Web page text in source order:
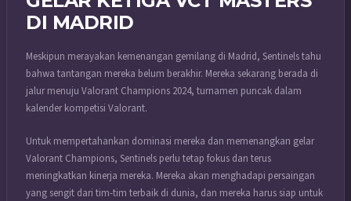
DI MADRID
Meskipun merayakan kemenangan gemilang di Madrid, Sentinels tahu
bahwa tantangan mereka belum berakhir. Mereka sekarang berada di
jalur menuju Valorant Champions 2024, turnamen puncak dalam
kalender kompetisi Valorant.
Untuk mempertahankan dominasi mereka dan memenangkan gelar
Valorant Champions, Sentinels perlu tetap fokus dan terus
meningkatkan kinerja mereka. Mereka akan menghadapi persaingan
yang sengit dari tim-tim terbaik di dunia, dan mereka harus siap untuk